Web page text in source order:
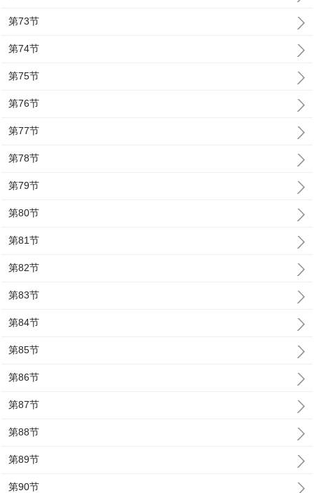
第73节
第74节
第75节
第76节
第77节
第78节
第79节
第80节
第81节
第82节
第83节
第84节
第85节
第86节
第87节
第88节
第89节
第90节